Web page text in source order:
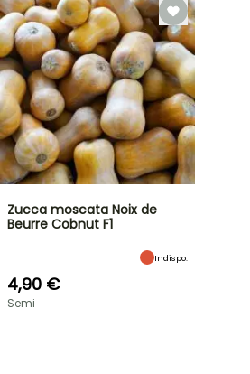
Zucca moscata Noix de
Beurre Cobnut F1
Indispo.
4,90 €
Semi